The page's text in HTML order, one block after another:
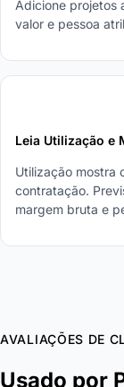
Adicione projetos
valor e pessoa
Leia Utilização e
Utilização mostra
contratação.
margem bruta e
AVALIAÇÕES DE
Usado por